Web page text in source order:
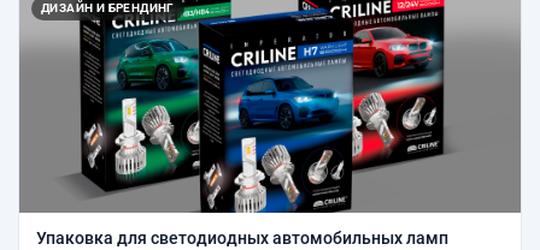
ДИЗАЙН И БРЕНДИНГ
Упаковка для светодиодных автомобильных ламп